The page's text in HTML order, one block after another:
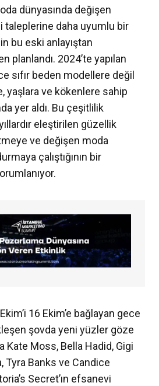
dünyasında değişen
taleplerine daha uyumlu bir
bu eski anlayıştan
planlandı. 2024’te yapılan
sıfır beden modellere değil
yaşlara ve kökenlere sahip
yer aldı. Bu çeşitlilik
eleştirilen güzellik
ve değişen moda
çalıştığının bir
16 Ekim’e bağlayan gece
şovda yeni yüzler göze
Kate Moss, Bella Hadid, Gigi
Tyra Banks ve Candice
Secret’ın efsanevi